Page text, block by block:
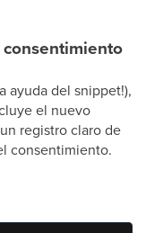
ayuda del snippet!),
el nuevo
registro claro de
consentimiento.